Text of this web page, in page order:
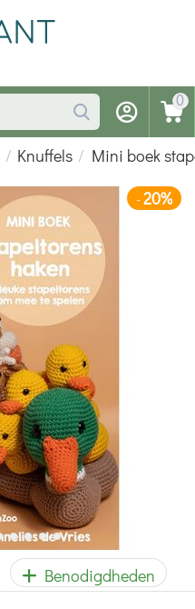
0
/ Knuffels / Mini boek
-20%
Benodigdheden